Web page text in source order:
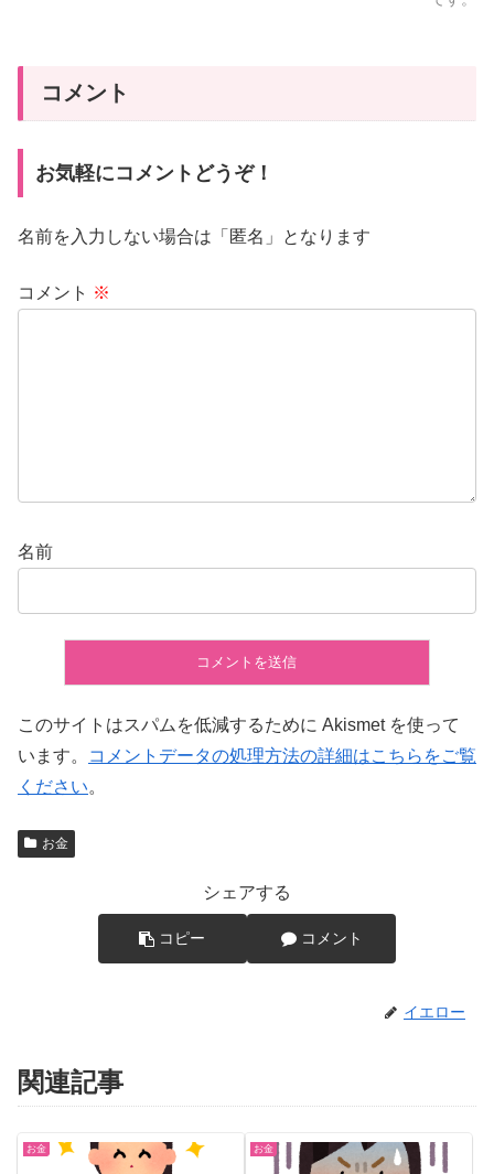
コメント
お気軽にコメントどうぞ！
名前を入力しない場合は「匿名」となります
コメント ※
名前
このサイトはスパムを低減するために Akismet を使って
います。
コメントデータの処理方法の詳細はこちらをご覧
ください。
お金
シェアする
コピー コメント
イエロー
関連記事
お金 お金